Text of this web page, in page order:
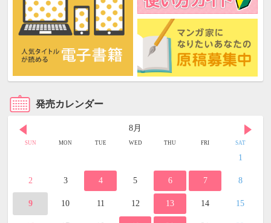
発売カレンダー
8月
SUN MON TUE WED THU FRI SAT
1
2 3 4 5 6 7 8
9 10 11 12 13 14 15